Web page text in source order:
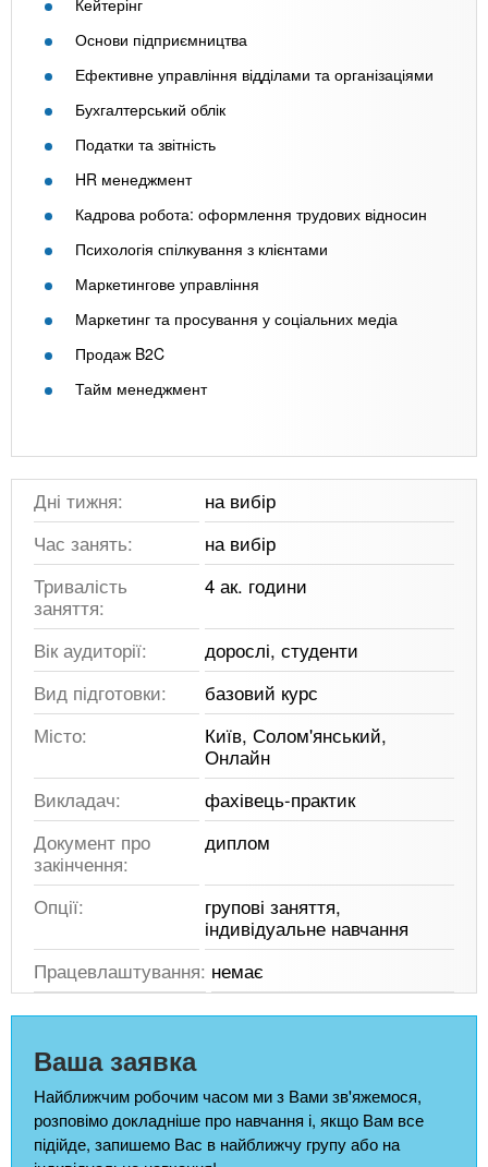
Кейтерінг
Основи підприємництва
Ефективне управління відділами та організаціями
Бухгалтерський облік
Податки та звітність
HR менеджмент
Кадрова робота: оформлення трудових відносин
Психологія спілкування з клієнтами
Маркетингове управління
Маркетинг та просування у соціальних медіа
Продаж B2C
Тайм менеджмент
Дні тижня:
на вибір
Час занять:
на вибір
Тривалість
заняття:
4 ак. години
Вік аудиторії:
дорослі, студенти
Вид підготовки:
базовий курс
Місто:
Київ, Солом'янський,
Онлайн
Викладач:
фахівець-практик
Документ про
закінчення:
диплом
Опції:
групові заняття,
індивідуальне навчання
Працевлаштування: немає
Ваша заявка
Найближчим робочим часом ми з Вами зв'яжемося,
розповімо докладніше про навчання і, якщо Вам все
підійде, запишемо Вас в найближчу групу або на